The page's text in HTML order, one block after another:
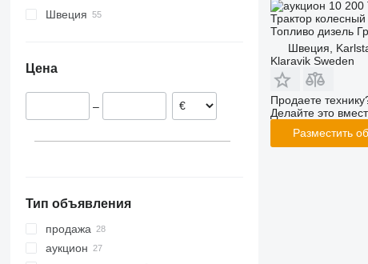
CVX
Luxxum
Optum
Puma
Quadtrac
2520
3036 E
3038 E
3140
3320
3340
362
550
3060
3080
3085
TVTНидерланды
Швеция
Цена
–
Тип объявления
продажа
аукцион
10 200
Трактор колесный
Топливо дизель
Швеция,
Klaravik Sweden
Продаете
Делайте это
Разместить